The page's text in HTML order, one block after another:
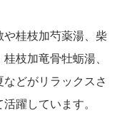
桂枝加芍薬湯、柴
枝加竜骨牡蛎湯、
どがリラックスさ
躍しています。